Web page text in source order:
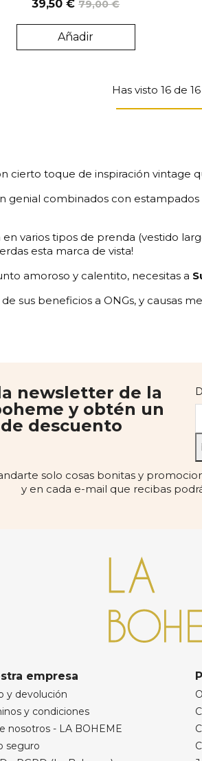
39,50 € 79,00 €
Añadir
Has visto 16 de
cierto toque de inspiración vintage
genial combinados con estampados
varios tipos de prenda (vestido
esta marca de vista!
amoroso y calentito, necesitas a
sus beneficios a ONGs, y causas
newsletter de la
y obtén un
de descuento
solo cosas bonitas y
y en cada e-mail que recibas
empresa
y devolución
y condiciones
nosotros - LA BOHEME
seguro